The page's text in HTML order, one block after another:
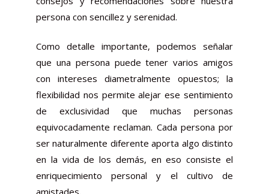
persona con sencillez y serenidad.
Como detalle importante, podemos señalar
que una persona puede tener varios amigos
con intereses diametralmente opuestos; la
flexibilidad nos permite alejar ese sentimiento
de exclusividad que muchas personas
equivocadamente reclaman. Cada persona por
ser naturalmente diferente aporta algo distinto
en la vida de los demás, en eso consiste el
enriquecimiento personal y el cultivo de
amistades.